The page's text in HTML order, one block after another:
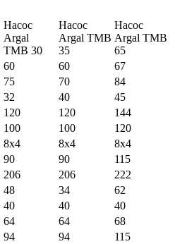
Насос
Argal
TMB 30
Насос
Argal TMB
35
Насос
Argal TMB
65
60 60
67
75 70
84
32 40
45
120 120
144
100 100
120
8x4 8x4
8x4
90 90
115
206 206
222
48 34
62
40 40
40
64 64
68
94 94
115